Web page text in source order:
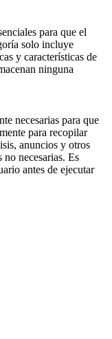
para que el
solo incluye
y características de
ninguna
necesarias para que
para recopilar
anuncios y otros
necesarias. Es
antes de ejecutar